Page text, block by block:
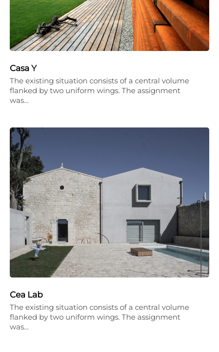
Casa Y
The existing situation consists of a central volume
flanked by two uniform wings. The assignment
was…
Cea Lab
The existing situation consists of a central volume
flanked by two uniform wings. The assignment
was…